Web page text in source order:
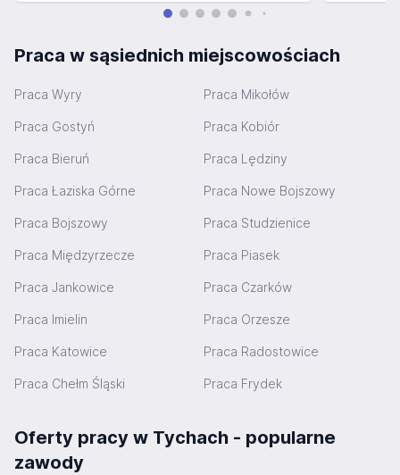
Praca w sąsiednich miejscowościach
Praca Wyry Praca Mikołów
Praca Gostyń Praca Kobiór
Praca Bieruń Praca Lędziny
Praca Łaziska Górne Praca Nowe Bojszowy
Praca Bojszowy Praca Studzienice
Praca Międzyrzecze Praca Piasek
Praca Jankowice Praca Czarków
Praca Imielin Praca Orzesze
Praca Katowice Praca Radostowice
Praca Chełm Śląski Praca Frydek
Oferty pracy w Tychach - popularne
zawody